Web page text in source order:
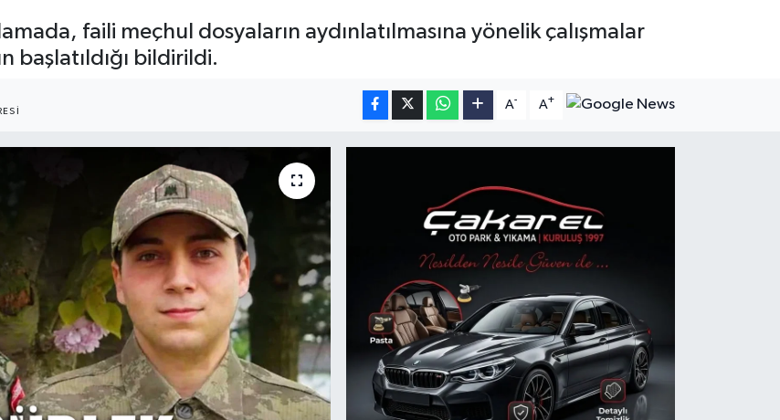
faili meçhul dosyaların aydınlatılmasına yönelik çalışmalar
başlatıldığı bildirildi.
A- A+